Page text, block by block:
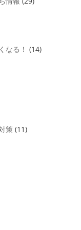
なる！ (14)
策 (11)